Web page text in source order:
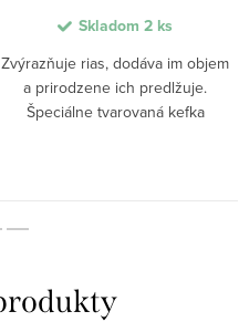
Skladom 2 ks
Zvýrazňuje rias, dodáva im objem
a prirodzene ich predlžuje.
Špeciálne tvarovaná kefka